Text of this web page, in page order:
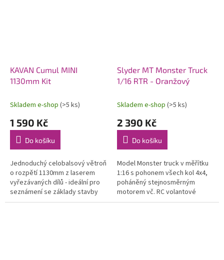
KAVAN Cumul MINI
1130mm Kit
Skladem e-shop (>5 ks)
1 590 Kč
Do košíku
Jednoduchý celobalsový větroň
o rozpětí 1130mm z laserem
vyřezávaných dílů - ideální pro
seznámení se základy stavby
modelů letadel. Konstrukce
Slyder MT Monster Truck
1/16 RTR - Oranžový
Skladem e-shop (>5 ks)
2 390 Kč
Do košíku
Model Monster truck v měřítku
1:16 s pohonem všech kol 4x4,
poháněný stejnosměrným
motorem vč. RC volantové
soupravy 2,4 GHz a pohonného